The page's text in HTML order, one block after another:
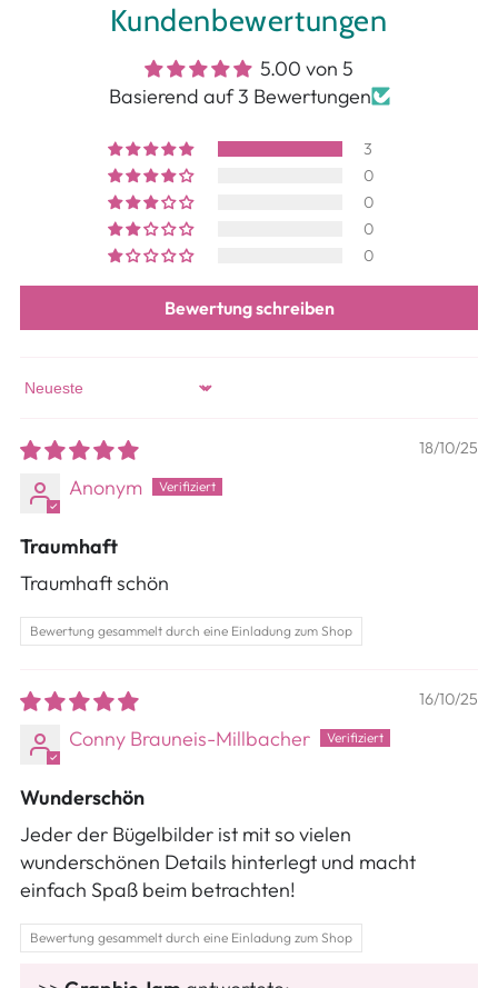
Kundenbewertungen
5.00 von 5
Basierend auf 3 Bewertungen
3
0
0
0
0
Bewertung schreiben
Sort by
18/10/25
Anonym
Traumhaft
Traumhaft schön
Bewertung gesammelt durch eine Einladung zum Shop
16/10/25
Conny Brauneis-Millbacher
Wunderschön
Jeder der Bügelbilder ist mit so vielen
wunderschönen Details hinterlegt und macht
einfach Spaß beim betrachten!
Bewertung gesammelt durch eine Einladung zum Shop